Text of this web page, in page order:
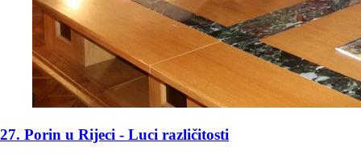
27. Porin u Rijeci - Luci različitosti